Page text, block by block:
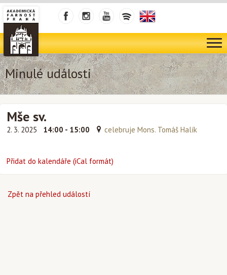
Minulé události
Mše sv.
2. 3. 2025 14:00 - 15:00 celebruje Mons. Tomáš Halík
Přidat do kalendáře (iCal formát)
Zpět na přehled událostí